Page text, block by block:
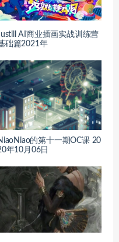
AI商业插画实战训练营
础篇2021年
的第十一期OC课 20
年10月06日